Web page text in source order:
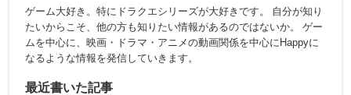
ゲーム大好き。特にドラクエシリーズが大好きです。 自分が知り
たいからこそ、他の方も知りたい情報があるのではないか。 ゲー
ムを中心に、映画・ドラマ・アニメの動画関係を中心にHappyに
なるような情報を発信していきます。
最近書いた記事